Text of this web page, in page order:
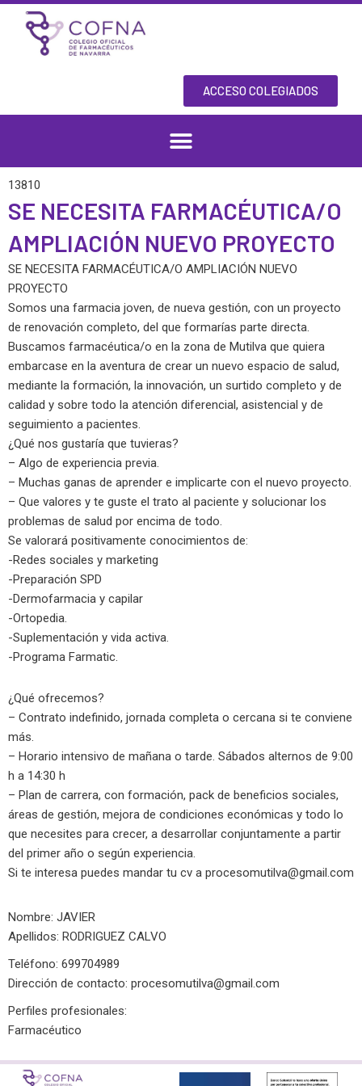
Skip
content
ACCESO COLEGIADOS
13810
SE NECESITA FARMACÉUTICA/O
AMPLIACIÓN NUEVO PROYECTO
SE NECESITA FARMACÉUTICA/O AMPLIACIÓN NUEVO
PROYECTO
Somos una farmacia joven, de nueva gestión, con un proyecto
de renovación completo, del que formarías parte directa.
Buscamos farmacéutica/o en la zona de Mutilva que quiera
embarcase en la aventura de crear un nuevo espacio de salud,
mediante la formación, la innovación, un surtido completo y de
calidad y sobre todo la atención diferencial, asistencial y de
seguimiento a pacientes.
¿Qué nos gustaría que tuvieras?
– Algo de experiencia previa.
– Muchas ganas de aprender e implicarte con el nuevo proyecto.
– Que valores y te guste el trato al paciente y solucionar los
problemas de salud por encima de todo.
Se valorará positivamente conocimientos de:
-Redes sociales y marketing
-Preparación SPD
-Dermofarmacia y capilar
-Ortopedia.
-Suplementación y vida activa.
-Programa Farmatic.
¿Qué ofrecemos?
– Contrato indefinido, jornada completa o cercana si te conviene
más.
– Horario intensivo de mañana o tarde. Sábados alternos de 9:00
h a 14:30 h
– Plan de carrera, con formación, pack de beneficios sociales,
áreas de gestión, mejora de condiciones económicas y todo lo
que necesites para crecer, a desarrollar conjuntamente a partir
del primer año o según experiencia.
Si te interesa puedes mandar tu cv a procesomutilva@gmail.com
Nombre: JAVIER
Apellidos: RODRIGUEZ CALVO
Teléfono: 699704989
Dirección de contacto: procesomutilva@gmail.com
Perfiles profesionales:
Farmacéutico